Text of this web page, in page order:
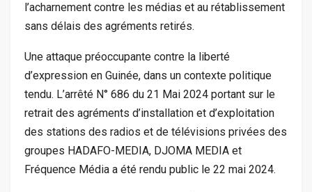
l’acharnement contre les médias et au rétablissement
sans délais des agréments retirés.
Une attaque préoccupante contre la liberté
d’expression en Guinée, dans un contexte politique
tendu. L’arrêté N° 686 du 21 Mai 2024 portant sur le
retrait des agréments d’installation et d’exploitation
des stations des radios et de télévisions privées des
groupes HADAFO-MEDIA, DJOMA MEDIA et
Fréquence Média a été rendu public le 22 mai 2024.